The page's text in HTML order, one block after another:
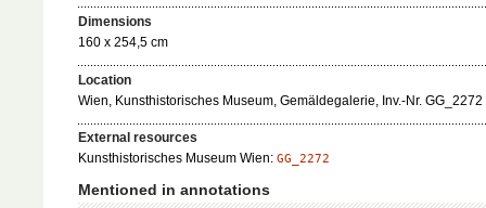
Dimensions
160 x 254,5 cm
Location
Wien, Kunsthistorisches Museum, Gemäldegalerie, Inv.-Nr. GG_2272
External resources
Kunsthistorisches Museum Wien: GG_2272
Mentioned in annotations